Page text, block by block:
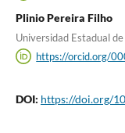
Plinio Pereira Filho
Universidad Estadual
https://orcid.org/
DOI: https://doi.org/